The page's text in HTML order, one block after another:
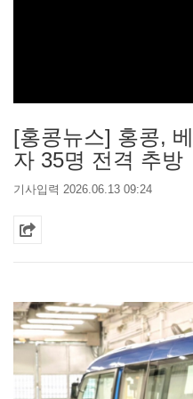
[홍콩뉴스] 홍콩,
자 35명 전격 추방
기사입력 2026.06.13 09:24